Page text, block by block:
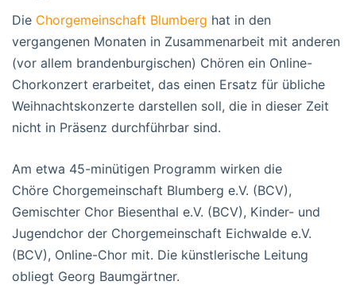
Die Chorgemeinschaft Blumberg hat in den
vergangenen Monaten in Zusammenarbeit mit anderen
(vor allem brandenburgischen) Chören ein Online-
Chorkonzert erarbeitet, das einen Ersatz für übliche
Weihnachtskonzerte darstellen soll, die in dieser Zeit
nicht in Präsenz durchführbar sind.
Am etwa 45-minütigen Programm wirken die
Chöre Chorgemeinschaft Blumberg e.V. (BCV),
Gemischter Chor Biesenthal e.V. (BCV), Kinder- und
Jugendchor der Chorgemeinschaft Eichwalde e.V.
(BCV), Online-Chor mit. Die künstlerische Leitung
obliegt Georg Baumgärtner.